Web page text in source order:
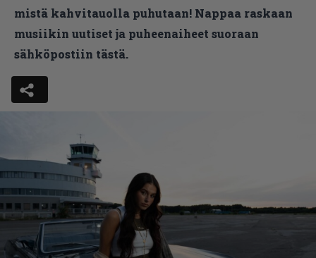
mistä kahvitauolla puhutaan! Nappaa raskaan
musiikin uutiset ja puheenaiheet suoraan
sähköpostiin tästä.